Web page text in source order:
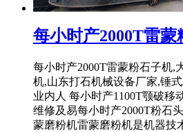
每小时产2000T雷蒙
每小时产2000T雷蒙粉石子机,
机,山东打石机械设备厂家,锤
业内人 每小时产1100T颚破移
维修及易每小时产2000T粉石
蒙磨粉机雷蒙磨粉机是机器技